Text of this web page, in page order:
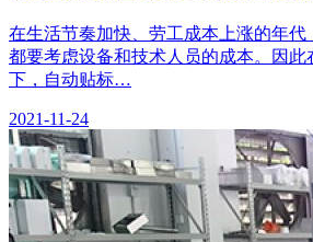
在生活节奏加快、劳工成本上涨的年
都要考虑设备和技术人员的成本。因此
下，自动贴标…
2021-11-24